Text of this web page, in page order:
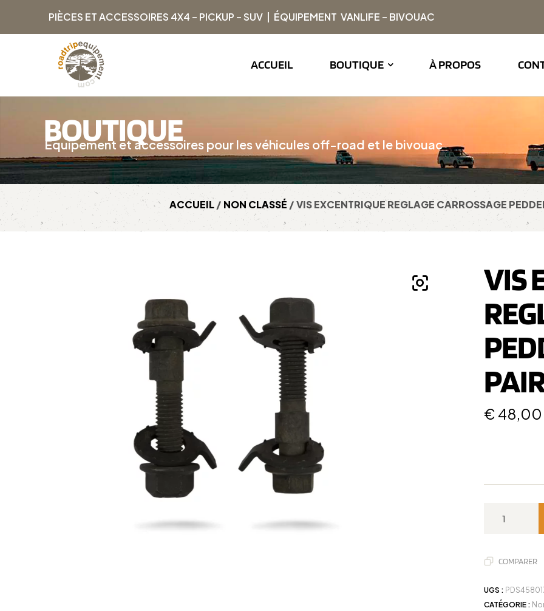
PIÈCES ET ACCESSOIRES 4X4 – PICKUP – SUV | ÉQUIPEMENT VANLIFE – BIVOUAC
ACCUEIL BOUTIQUE À PROPOS
BOUTIQUE
Équipement et accessoires pour les véhicules off-road et le bivouac
ACCUEIL/ NON CLASSÉ / VIS EXCENTRIQUE REGLAGE CARROSSAGE
VIS
€ 48,00
COMPARER
UGS :
CATÉGORIE :